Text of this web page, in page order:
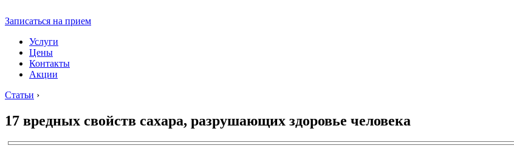
Записаться на прием
Услуги
Цены
Контакты
Акции
Статьи ›
17 вредных свойств сахара, разрушающих здоровье человека